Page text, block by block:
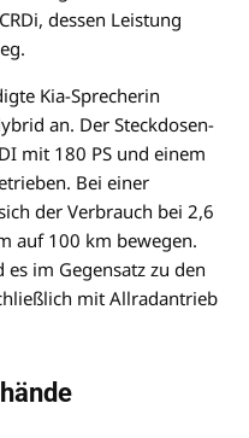
dessen Leistung
Kia-Sprecherin
an. Der Steckdosen-
mit 180 PS und einem
Bei einer
der Verbrauch bei 2,6
auf 100 km bewegen.
im Gegensatz zu den
mit Allradantrieb